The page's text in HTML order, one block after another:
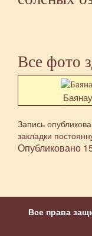
Все фото
Запись
закладки
Опубликовано
Все права